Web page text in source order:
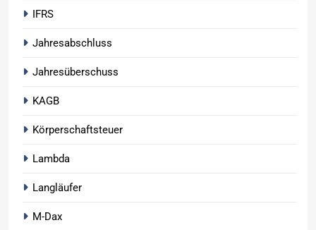
IFRS
Jahresabschluss
Jahresüberschuss
KAGB
Körperschaftsteuer
Lambda
Langläufer
M-Dax